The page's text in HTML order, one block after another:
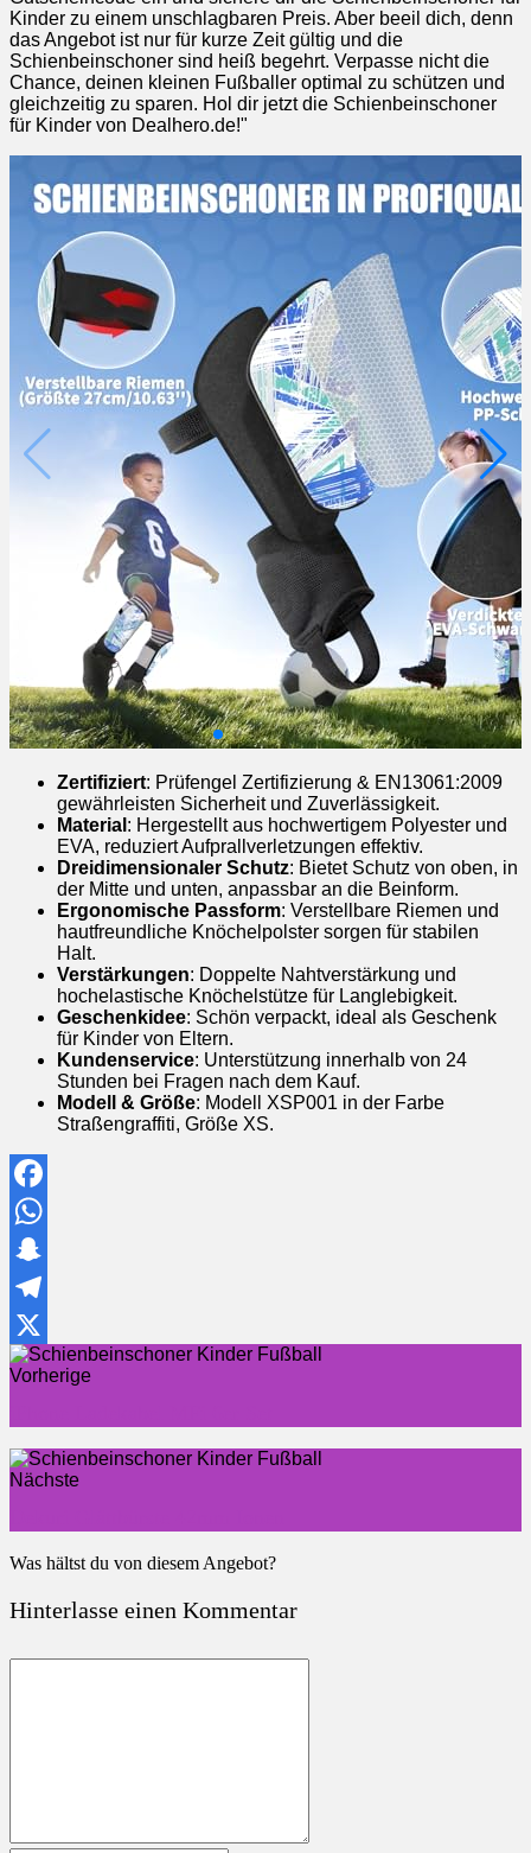
Kinder zu einem unschlagbaren Preis. Aber beeil dich, denn
das Angebot ist nur für kurze Zeit gültig und die
Schienbeinschoner sind heiß begehrt. Verpasse nicht die
Chance, deinen kleinen Fußballer optimal zu schützen und
gleichzeitig zu sparen. Hol dir jetzt die Schienbeinschoner
für Kinder von Dealhero.de!"
Zertifiziert: Prüfengel Zertifizierung & EN13061:2009
gewährleisten Sicherheit und Zuverlässigkeit.
Material : Hergestellt aus hochwertigem Polyester und
EVA, reduziert Aufprallverletzungen effektiv.
Dreidimensionaler Schutz: Bietet Schutz von oben, in
der Mitte und unten, anpassbar an die Beinform.
Ergonomische Passform: Verstellbare Riemen und
hautfreundliche Knöchelpolster sorgen für stabilen
Halt.
Verstärkungen: Doppelte Nahtverstärkung und
hochelastische Knöchelstütze für Langlebigkeit.
Geschenkidee: Schön verpackt, ideal als Geschenk
für Kinder von Eltern.
Kundenservice: Unterstützung innerhalb von 24
Stunden bei Fragen nach dem Kauf.
Modell & Größe: Modell XSP001 in der Farbe
Straßengraffiti, Größe XS.
Facebook
WhatsApp
Snapchat
Telegram
X
Vorherige
Nächste
Was hältst du von diesem Angebot?
Hinterlasse einen Kommentar